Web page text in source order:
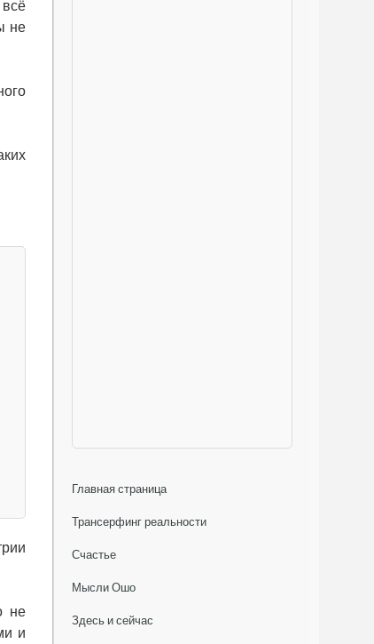
не
не
и
Главная страница
Трансерфинг реальности
Счастье
Мысли Ошо
Здесь и сейчас